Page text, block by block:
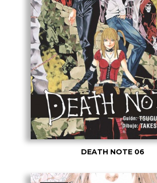
DEATH NOTE 06